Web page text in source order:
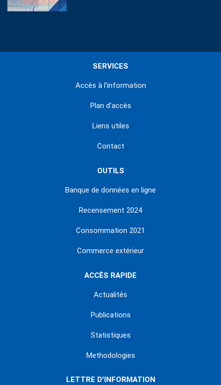
SERVICES
Accès à l'information
Plan d'accès
Liens utiles
Contact
OUTILS
Banque de données en ligne
Recensement 2024
Consommation 2021
Commerce extérieur
ACCÈS RAPIDE
Actualités
Publications
Statistiques
Methodologies
LETTRE D'INFORMATION